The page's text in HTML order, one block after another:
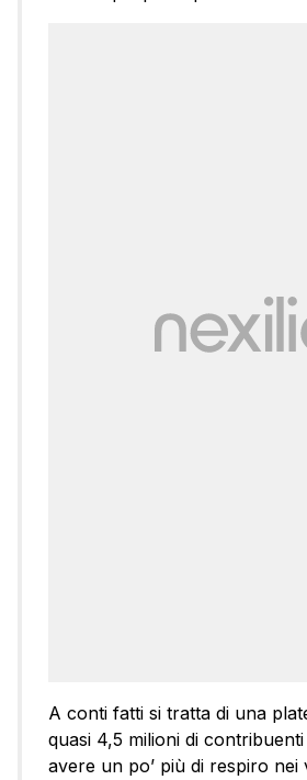
A conti fatti si tratta di una
quasi 4,5 milioni di
avere un po’ più di respiro nei